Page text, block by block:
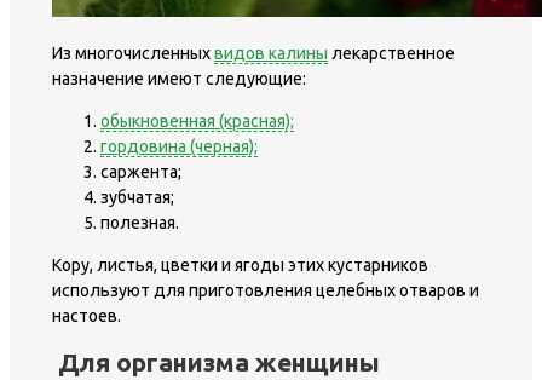
Из многочисленныхвидов калины лекарственное
назначение имеют следующие:
обыкновенная (красная);
гордовина (черная);
саржента;
зубчатая;
полезная.
Кору, листья, цветки и ягоды этих кустарников
используют для приготовления целебных отваров и
настоев.
Для организма женщины